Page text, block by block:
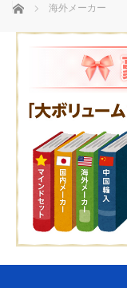
ホーム 海外メーカー